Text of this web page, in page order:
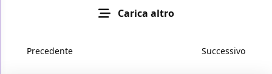
Carica altro
Precedente Successivo